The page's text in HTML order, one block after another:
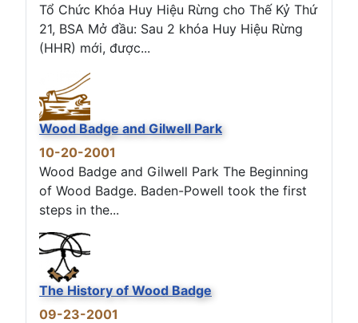
Tổ Chức Khóa Huy Hiệu Rừng cho Thế Kỷ Thứ
21, BSA Mở đầu: Sau 2 khóa Huy Hiệu Rừng
(HHR) mới, được...
Wood Badge and Gilwell Park
10-20-2001
Wood Badge and Gilwell Park The Beginning
of Wood Badge. Baden-Powell took the first
steps in the...
The History of Wood Badge
09-23-2001